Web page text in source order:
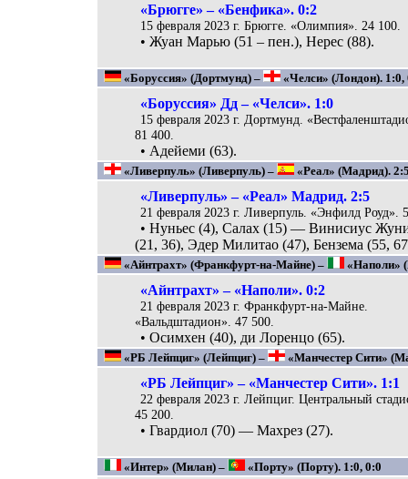
«Брюгге» – «Бенфика». 0:2
15 февраля 2023 г. Брюгге. «Олимпия». 24 100.
• Жуан Марью (51 – пен.), Нерес (88).
«Боруссия» (Дортмунд) – «Челси» (Лондон). 1:0,
«Боруссия» Дд – «Челси». 1:0
15 февраля 2023 г. Дортмунд.
81 400.
• Адейеми (63).
«Ливерпуль» (Ливерпуль) – «Реал» (Мадрид).
«Ливерпуль» – «Реал» Мадрид. 2:5
21 февраля 2023 г. Ливерпуль. «Энфилд Роуд».
• Нуньес (4), Салах (15) — Винисиус
(21, 36), Эдер Милитао (47), Бензема (55,
«Айнтрахт» (Франкфурт-на-Майне) – «Наполи»
«Айнтрахт» – «Наполи». 0:2
21 февраля 2023 г. Франкфурт-на-Майне.
«Вальдштадион». 47 500.
• Осимхен (40), ди Лоренцо (65).
«РБ Лейпциг» (Лейпциг) – «Манчестер Сити»
«РБ Лейпциг» – «Манчестер Сити». 1:1
22 февраля 2023 г. Лейпциг. Центральный
45 200.
• Гвардиол (70) — Махрез (27).
«Интер» (Милан) – «Порту» (Порту). 1:0, 0:0